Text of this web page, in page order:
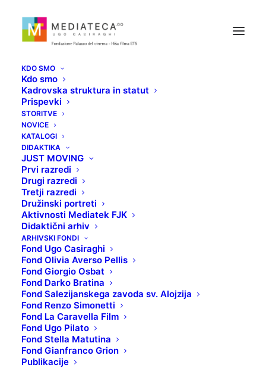
KDO SMO
Kdo smo
Kadrovska struktura in statut
Prispevki
STORITVE
NOVICE
KATALOGI
DIDAKTIKA
JUST MOVING
Prvi razredi
Drugi razredi
Tretji razredi
Družinski portreti
Aktivnosti Mediatek FJK
Didaktični arhiv
ARHIVSKI FONDI
Fond Ugo Casiraghi
Fond Olivia Averso Pellis
Fond Giorgio Osbat
Fond Darko Bratina
Fond Salezijanskega zavoda sv. Alojzija
Fond Renzo Simonetti
Fond La Caravella Film
Fond Ugo Pilato
Fond Stella Matutina
Fond Gianfranco Grion
Publikacije
ZAKAJ... VSE SE MI
ZGODI
17 JUNIJA, 2021
TOP 5: THE TRUTH IS
OUT THERE